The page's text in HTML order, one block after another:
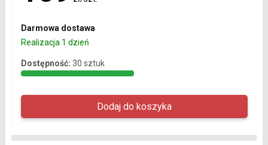
Darmowa dostawa
Realizacja 1 dzień
Dostępność: 30 sztuk